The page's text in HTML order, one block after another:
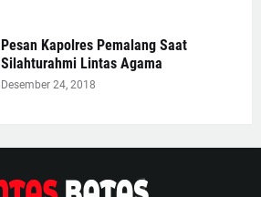
Pesan Kapolres Pemalang Saat
Silahturahmi Lintas Agama
Desember 24, 2018